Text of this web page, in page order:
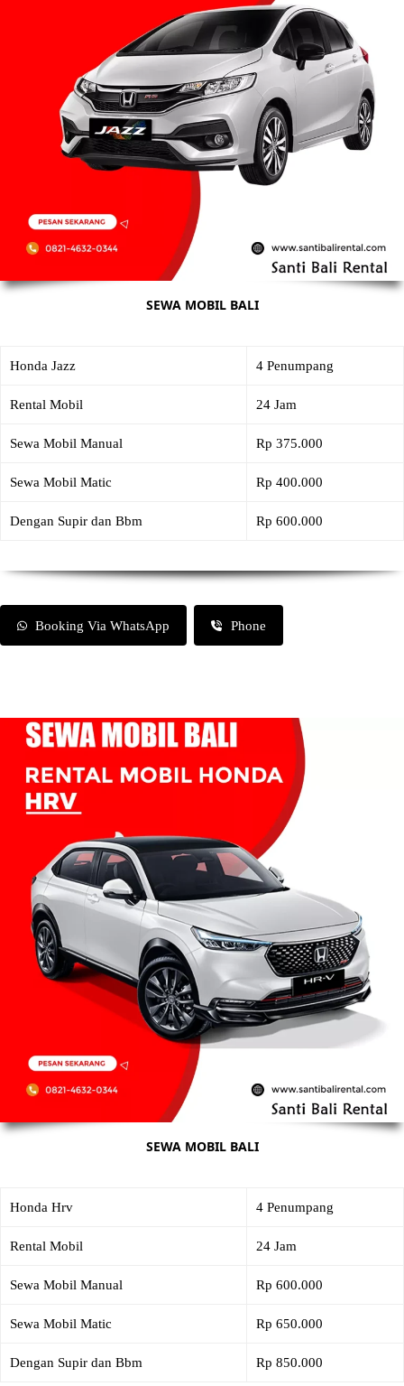
SEWA MOBIL BALI
Honda Jazz 4 Penumpang
Rental Mobil 24 Jam
Sewa Mobil Manual Rp 375.000
Sewa Mobil Matic Rp 400.000
Dengan Supir dan Bbm Rp 600.000
Booking Via WhatsApp Phone
SEWA MOBIL BALI
Honda Hrv 4 Penumpang
Rental Mobil 24 Jam
Sewa Mobil Manual Rp 600.000
Sewa Mobil Matic Rp 650.000
Dengan Supir dan Bbm Rp 850.000